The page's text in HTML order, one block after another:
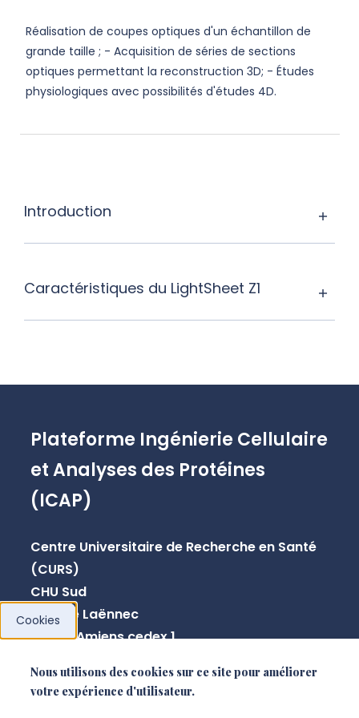
Réalisation de coupes optiques d'un échantillon de
grande taille ; - Acquisition de séries de sections
optiques permettant la reconstruction 3D; - Études
physiologiques avec possibilités d'études 4D.
Introduction
Caractéristiques du LightSheet Z1
Plateforme Ingénierie Cellulaire
et Analyses des Protéines
(ICAP)
Centre Universitaire de Recherche en Santé
(CURS)
CHU Sud
Avenue Laënnec
80054 Amiens cedex 1
paulo.marcelo@u-picardie.fr
Cookies
Nous utilisons des cookies sur ce site pour améliorer
votre expérience d'utilisateur.